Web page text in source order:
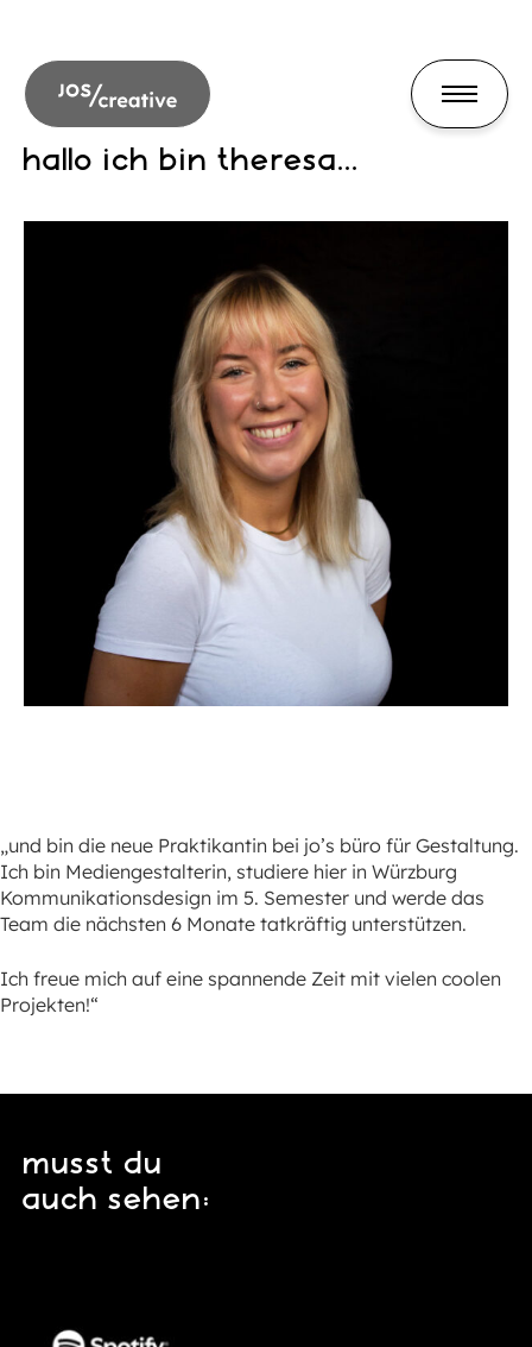
hallo ich bin theresa...
„und bin die neue Praktikantin bei jo’s büro für Gestaltung.
Ich bin Mediengestalterin, studiere hier in Würzburg
Kommunikationsdesign im 5. Semester und werde das
Team die nächsten 6 Monate tatkräftig unterstützen.
Ich freue mich auf eine spannende Zeit mit vielen coolen
Projekten!“
musst du
auch sehen: